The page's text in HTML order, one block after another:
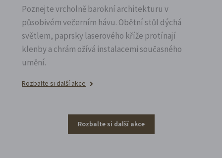
Poznejte vrcholně barokní architekturu v
působivém večerním hávu. Obětní stůl dýchá
světlem, paprsky laserového kříže protínají
klenby a chrám ožívá instalacemi současného
umění.
Rozbalte si další akce
Rozbalte si další akce